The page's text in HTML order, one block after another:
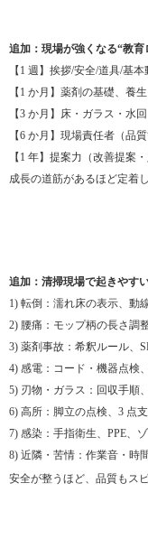
追加：現場が強くなる“教育
【1 週】挨拶/安全/道具/基
【1 か月】薬剤の基礎、養
【3 か月】床・ガラス・水
【6 か月】現場責任者（品
【1 年】提案力（改善提案
成長の道筋があるほど定着し
追加：清掃現場で起きやす
1) 転倒：濡れ床の表示、動
2) 腰痛：モップ柄の長さ調
3) 薬剤事故：希釈ルール、
4) 感電：コード・機器点検
5) 刃物・ガラス：回収手順
6) 高所：脚立の点検、3 点
7) 感染：手指衛生、PPE、
8) 近隣・苦情：作業音・時
安全が整うほど、品質もス